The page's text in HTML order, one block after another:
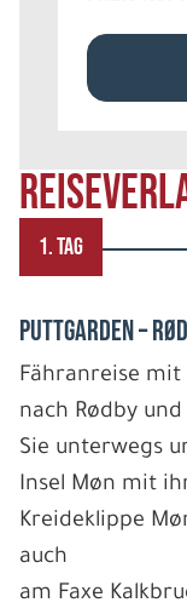
1. TAG
PUTTGARDEN –
Fähranreise mit
nach Rødby
Sie unterwegs
Insel Møn mit
Kreideklippe
auch
am Faxe